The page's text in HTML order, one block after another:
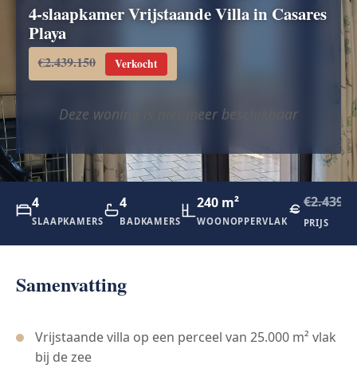
4-slaapkamer Vrijstaande Villa in Casares
Playa
€2.439.150 Verkocht
Deze woning is niet meer beschikbaar
4
SLAAPKAMERS
4
BADKAMERS
240 m²
WOONOPPERVLAK PRIJS
Samenvatting
Vrijstaande villa op een perceel van 25.000 m² vlak
bij de zee